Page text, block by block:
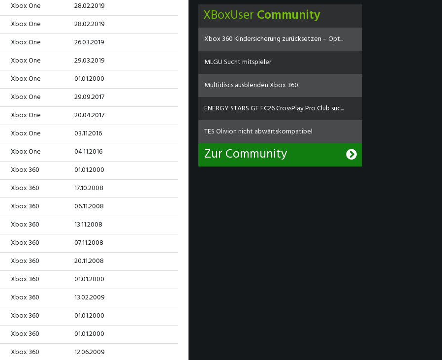
Xbox One
28.02.2019
Xbox One
28.02.2019
Xbox One
26.03.2019
Xbox One
29.03.2019
Xbox One
01.01.2000
Xbox One
29.09.2017
Xbox One
20.04.2017
Xbox One
03.11.2016
Xbox One
04.11.2016
Xbox 360
01.01.2000
Xbox 360
17.10.2008
Xbox 360
06.11.2008
Xbox 360
13.11.2008
Xbox 360
07.11.2008
Xbox 360
20.11.2008
Xbox 360
01.01.2000
Xbox 360
13.02.2009
Xbox 360
01.01.2000
Xbox 360
01.01.2000
Xbox 360
12.06.2009
XBoxUser Community
Xbox 360 Kindersicherung zurücksetzen – Opt...
MLGU Sucht mitspieler
Multidiscs ausblenden Xbox 360
ENERGY STARS GF FC26 CrossPlay Pro Club suc...
TES Olivion nicht abwärtskompatibel
Zur Community